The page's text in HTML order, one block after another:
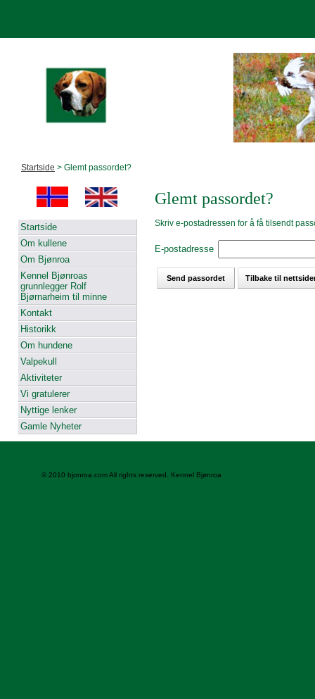
Startside > Glemt passordet?
Startside
Om kullene
Om Bjønroa
Kennel Bjønroas
grunnlegger Rolf
Bjørnarheim til minne
Kontakt
Historikk
Om hundene
Valpekull
Aktiviteter
Vi gratulerer
Nyttige lenker
Gamle Nyheter
Glemt passordet?
Skriv e-postadressen for å få tilsendt
E-postadresse
© 2010 bjonroa.com All rights reserved. Kennel Bjønroa